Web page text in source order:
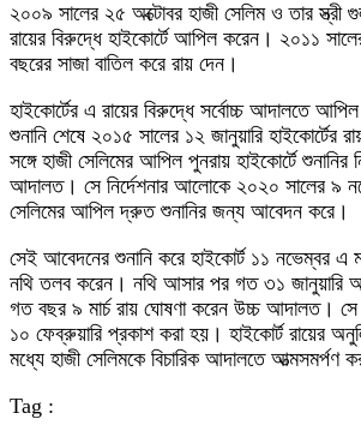
২০০৯ সালের ২৫ অক্টোবর হাজী সেলিম ও তার স্ত্রী
রায়ের বিরুদ্ধে হাইকোর্টে আপিল করেন। ২০১১
বছরের সাজা বাতিল করে রায় দেন।
হাইকোর্টের এ রায়ের বিরুদ্ধে সর্বোচ্চ আদালতে
শুনানি শেষে ২০১৫ সালের ১২ জানুয়ারি হাইকোর্টের
সঙ্গে হাজী সেলিমের আপিল পুনরায় হাইকোর্টে শুনানির
আদালত। সে নির্দেশনার আলোকে ২০২০ সালের ৯
সেলিমের আপিল দ্রুত শুনানির জন্য আবেদন করে।
সেই আবেদনের শুনানি করে হাইকোর্ট ১১ নভেম্বর এ
নথি তলব করেন। নথি আসার পর গত ৩১ জানুয়ারি
গত বছর ৯ মার্চ রায় ঘোষণা করেন উচ্চ আদালত। সে
১০ ফেব্রুয়ারি প্রকাশ করা হয়। হাইকোর্ট রায়ের
মধ্যে হাজী সেলিমকে বিচারিক আদালতে আত্মসমর্পণ
Tag :